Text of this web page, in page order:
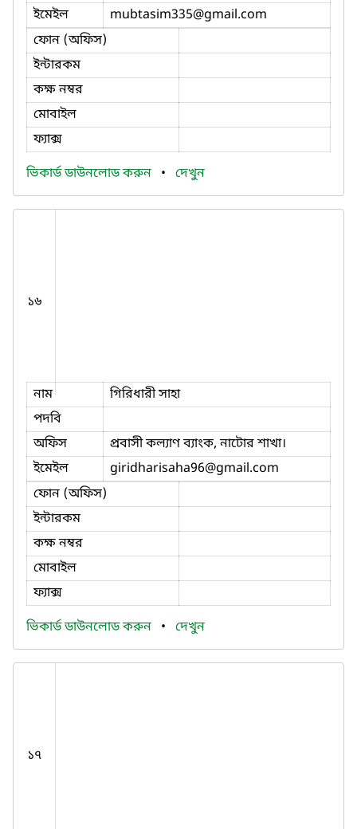
ইমেইল
mubtasim335@gmail.com
ফোন (অফিস)
ইন্টারকম
কক্ষ নম্বর
মোবাইল
ফ্যাক্স
ভিকার্ড ডাউনলোড করুন • দেখুন
১৬
নাম
গিরিধারী সাহা
পদবি
অফিস
প্রবাসী কল্যাণ ব্যাংক, নাটোর শাখা।
ইমেইল
giridharisaha96@gmail.com
ফোন (অফিস)
ইন্টারকম
কক্ষ নম্বর
মোবাইল
ফ্যাক্স
ভিকার্ড ডাউনলোড করুন • দেখুন
১৭